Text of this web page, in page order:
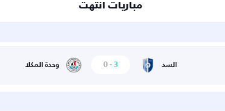
مباريات انتهت
السد 3
-
0 وحدة المكلا